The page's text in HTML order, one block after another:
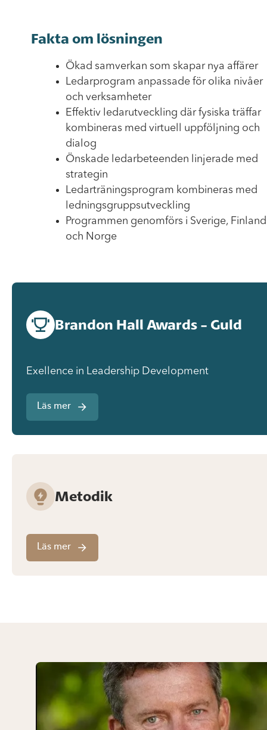
Fakta om lösningen
Ökad samverkan som skapar nya affärer
Ledarprogram anpassade för olika nivåer
och verksamheter
Effektiv ledarutveckling där fysiska träffar
kombineras med virtuell uppföljning och
dialog
Önskade ledarbeteenden linjerade med
strategin
Ledarträningsprogram kombineras med
ledningsgruppsutveckling
Programmen genomförs i Sverige, Finland
och Norge
Brandon Hall Awards - Guld
Exellence in Leadership Development
Läs mer
Metodik
Läs mer